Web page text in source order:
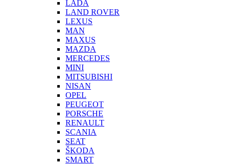
LADA
LAND ROVER
LEXUS
MAN
MAXUS
MAZDA
MERCEDES
MINI
MITSUBISHI
NISAN
OPEL
PEUGEOT
PORSCHE
RENAULT
SCANIA
SEAT
ŠKODA
SMART